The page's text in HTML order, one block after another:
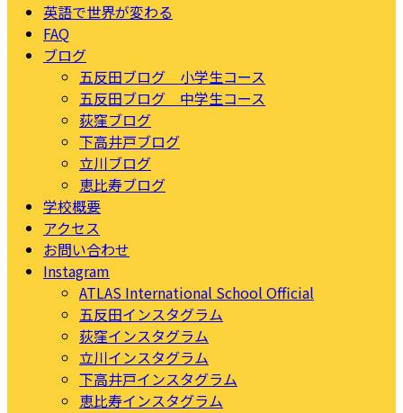
英語で世界が変わる
FAQ
ブログ
五反田ブログ 小学生コース
五反田ブログ 中学生コース
荻窪ブログ
下高井戸ブログ
立川ブログ
恵比寿ブログ
学校概要
アクセス
お問い合わせ
Instagram
ATLAS International School Official
五反田インスタグラム
荻窪インスタグラム
立川インスタグラム
下高井戸インスタグラム
恵比寿インスタグラム